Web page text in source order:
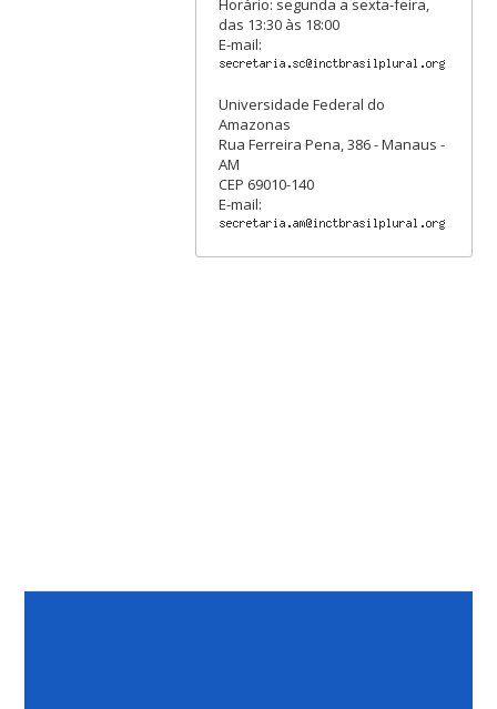
Horário: segunda a sexta-feira,
das 13:30 às 18:00
E-mail:
Universidade Federal do
Amazonas
Rua Ferreira Pena, 386 - Manaus -
AM
CEP 69010-140
E-mail: